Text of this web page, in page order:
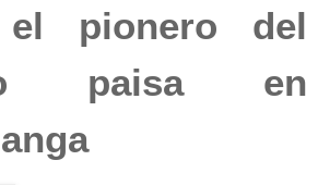
pionero del
paisa en